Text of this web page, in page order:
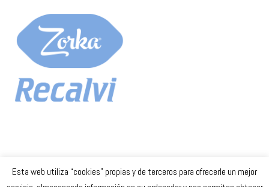
Celta Baloncesto Femenino. 2023
Esta web utiliza “cookies” propias y de terceros para ofrecerle un mejor